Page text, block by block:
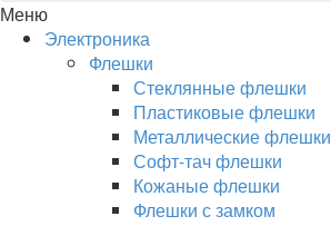
Меню
Электроника
Флешки
Стеклянные флешки
Пластиковые флешки
Металлические флешки
Софт-тач флешки
Кожаные флешки
Флешки с замком